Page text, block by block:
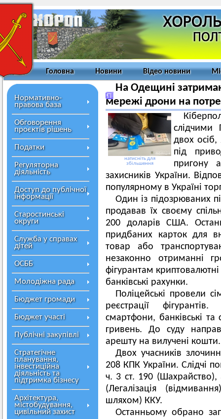
Головна Новини Відео новини
Нормативно-
правова база
Обговорення
проєктів рішень
Податки
Регуляторна
діяльність
Доступ до публічної
інформації
Старостинські
округи
Служба у справах
дітей
ОСББ
Молодіжна рада
Бюджет громади
Бюджет участі
Публічні закупівлі
Стратегічне
планування,
інвестиційна
діяльність та
підтримка бізнесу
Архітектура,
містобудування,
цивільний захист
На Одещині
мережі дрони на
натисніть для
збільшення
слідчими
двох
під
пригону
захисників України.
популярному в Україні
Один із підозрюваних
продавав їх своєму
200 доларів США.
придбаних карток для
товар або
незаконно отриманні
фігурантам
банківські рахунки.
Поліцейські провели
реєстрації
смартфони, банківські
гривень. До суду
арешту на вилучені кошти.
Двох учасників
208 КПК України. Слідчі
ч. 3 ст. 190
(Легалізація
шляхом) ККУ.
Останньому обрано